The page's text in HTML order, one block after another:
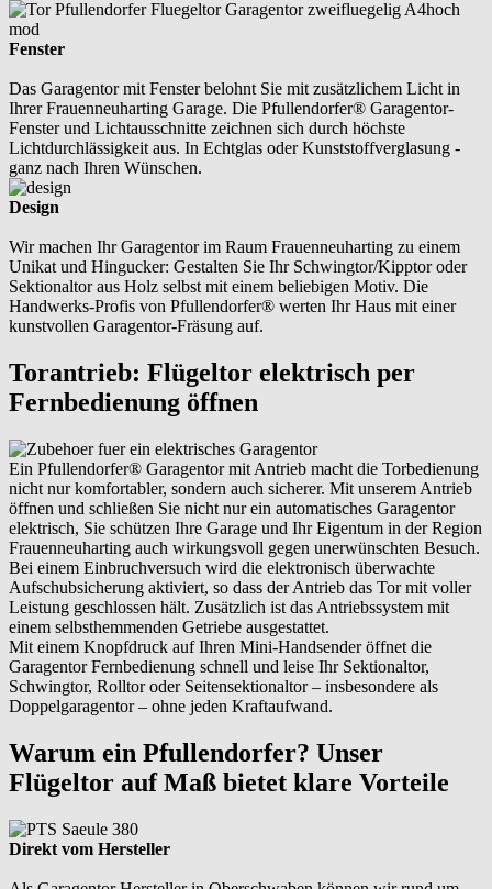
Fenster
Das Garagentor mit Fenster belohnt Sie mit zusätzlichem Licht in
Ihrer Frauenneuharting Garage. Die Pfullendorfer® Garagentor-
Fenster und Lichtausschnitte zeichnen sich durch höchste
Lichtdurchlässigkeit aus. In Echtglas oder Kunststoffverglasung -
ganz nach Ihren Wünschen.
Design
Wir machen Ihr Garagentor im Raum Frauenneuharting zu einem
Unikat und Hingucker: Gestalten Sie Ihr Schwingtor/Kipptor oder
Sektionaltor aus Holz selbst mit einem beliebigen Motiv. Die
Handwerks-Profis von Pfullendorfer® werten Ihr Haus mit einer
kunstvollen Garagentor-Fräsung auf.
Torantrieb: Flügeltor elektrisch per
Fernbedienung öffnen
Ein Pfullendorfer® Garagentor mit Antrieb macht die Torbedienung
nicht nur komfortabler, sondern auch sicherer. Mit unserem Antrieb
öffnen und schließen Sie nicht nur ein automatisches Garagentor
elektrisch, Sie schützen Ihre Garage und Ihr Eigentum in der Region
Frauenneuharting auch wirkungsvoll gegen unerwünschten Besuch.
Bei einem Einbruchversuch wird die elektronisch überwachte
Aufschubsicherung aktiviert, so dass der Antrieb das Tor mit voller
Leistung geschlossen hält. Zusätzlich ist das Antriebssystem mit
einem selbsthemmenden Getriebe ausgestattet.
Mit einem Knopfdruck auf Ihren Mini-Handsender öffnet die
Garagentor Fernbedienung schnell und leise Ihr Sektionaltor,
Schwingtor, Rolltor oder Seitensektionaltor – insbesondere als
Doppelgaragentor – ohne jeden Kraftaufwand.
Warum ein Pfullendorfer? Unser
Flügeltor auf Maß bietet klare Vorteile
Direkt vom Hersteller